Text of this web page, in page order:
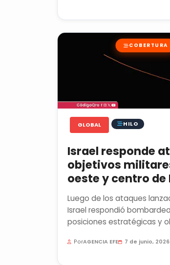
COBERTURA
GLOBAL HILO
Israel responde
objetivos
oeste y centro de
Luego de los ataques
Israel respondió
posiciones estratégicas y
PorAGENCIA EFE 7 de junio, 2026